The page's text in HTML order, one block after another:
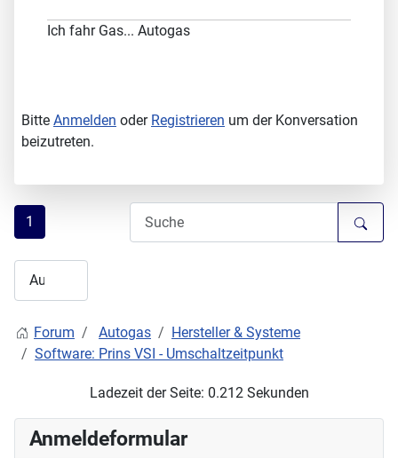
Ich fahr Gas... Autogas
Bitte Anmelden oder Registrieren um der Konversation
beizutreten.
1
Forum Autogas
Hersteller & Systeme
Software: Prins VSI - Umschaltzeitpunkt
Ladezeit der Seite: 0.212 Sekunden
Anmeldeformular